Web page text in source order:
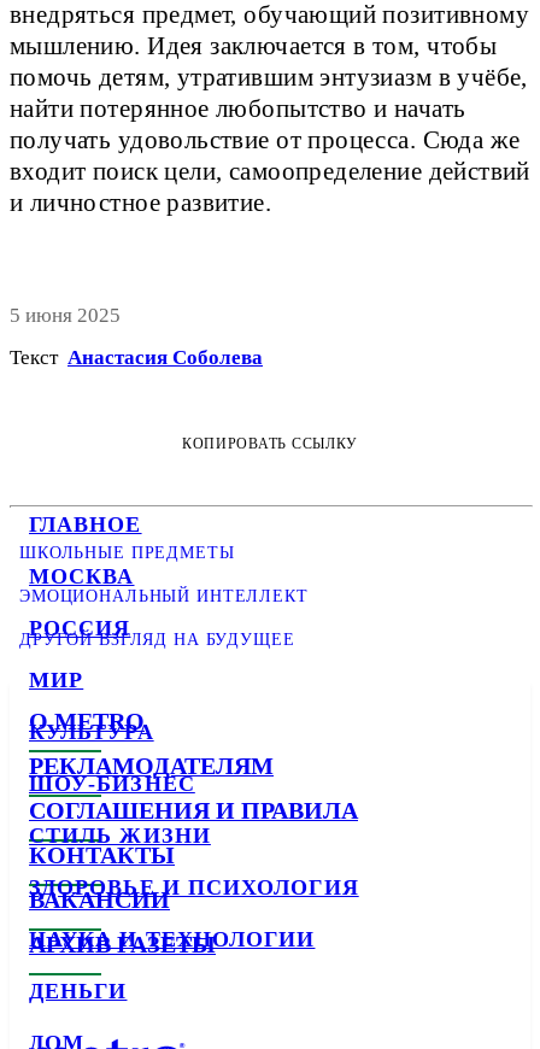
ГЛАВНОЕ
МОСКВА
РОССИЯ
МИР
КУЛЬТУРА
ШОУ-БИЗНЕС
СТИЛЬ ЖИЗНИ
ЗДОРОВЬЕ И ПСИХОЛОГИЯ
НАУКА И ТЕХНОЛОГИИ
ДЕНЬГИ
ДОМ
внедряться предмет, обучающий позитивному
мышлению. Идея заключается в том, чтобы
помочь детям, утратившим энтузиазм в учёбе,
найти потерянное любопытство и начать
получать удовольствие от процесса. Сюда же
входит поиск цели, самоопределение действий
и личностное развитие.
5 июня 2025
Текст Анастасия Соболева
КОПИРОВАТЬ ССЫЛКУ
ШКОЛЬНЫЕ ПРЕДМЕТЫ
ЭМОЦИОНАЛЬНЫЙ ИНТЕЛЛЕКТ
ДРУГОЙ ВЗГЛЯД НА БУДУЩЕЕ
О METRO
РЕКЛАМОДАТЕЛЯМ
СОГЛАШЕНИЯ И ПРАВИЛА
КОНТАКТЫ
ВАКАНСИИ
АРХИВ ГАЗЕТЫ